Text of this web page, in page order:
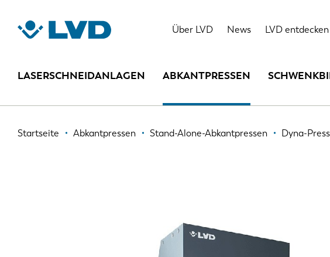
zum
Inhalt
Über LVD News LVD entdecken
LASERSCHNEIDANLAGEN ABKANTPRESSEN
Pfadnavigation
Startseite Abkantpressen Stand-Alone-Abkantpressen Dyna-Press
DYNA-PRESS Highlights